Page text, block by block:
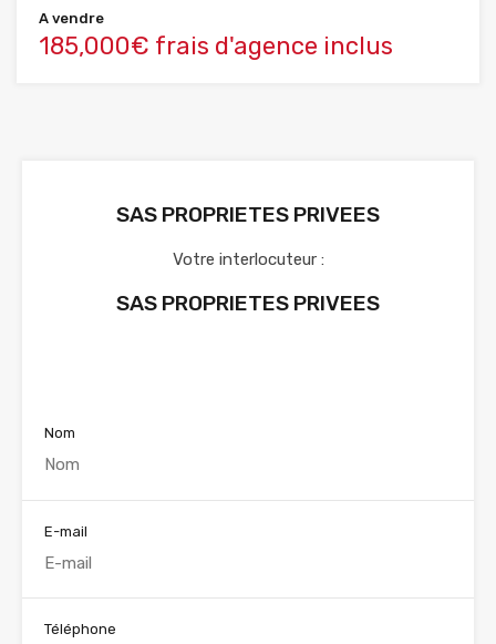
A vendre
185,000€ frais d'agence inclus
SAS PROPRIETES PRIVEES
Votre interlocuteur :
SAS PROPRIETES PRIVEES
Nom
E-mail
Téléphone